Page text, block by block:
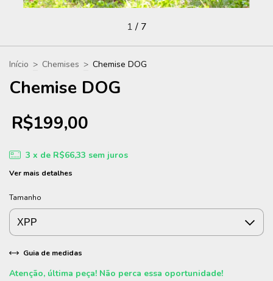
1/ 7
Início > Chemises > Chemise DOG
Chemise DOG
R$199,00
3 x de R$66,33 sem juros
Ver mais detalhes
Tamanho
Guia de medidas
Atenção, última peça! Não perca essa oportunidade!